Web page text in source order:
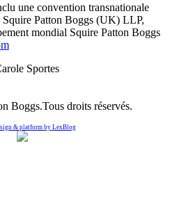
une convention transnationale
Squire Patton Boggs (UK) LLP,
mondial Squire Patton Boggs
Sportes
Boggs.Tous droits réservés.
& platform byLexBlog